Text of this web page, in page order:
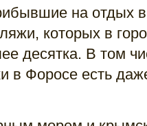
на отдых
которых в
десятка. В том
в Форосе есть